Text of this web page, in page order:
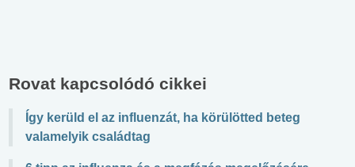
Rovat kapcsolódó cikkei
Így kerüld el az influenzát, ha körülötted beteg
valamelyik családtag